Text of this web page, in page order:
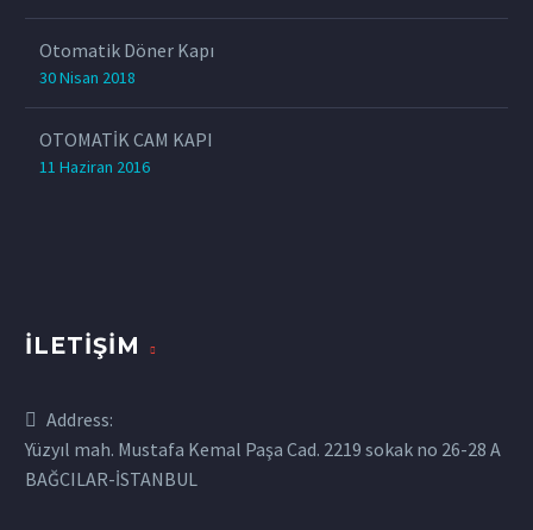
Otomatik Döner Kapı
30 Nisan 2018
OTOMATİK CAM KAPI
11 Haziran 2016
İLETIŞIM
Address:
Yüzyıl mah. Mustafa Kemal Paşa Cad. 2219 sokak no 26-28 A
BAĞCILAR-İSTANBUL